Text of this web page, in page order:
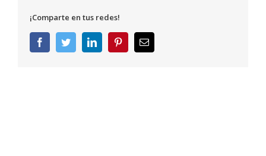
¡Comparte en tus redes!
FacebookTwitterLinkedInPinterestCorreo
electrónico